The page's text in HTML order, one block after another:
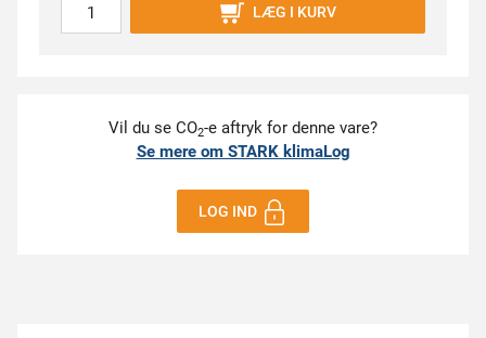
LÆG I KURV
Vil du se CO2-e aftryk for denne vare?
Se mere om STARK klimaLog
LOG IND